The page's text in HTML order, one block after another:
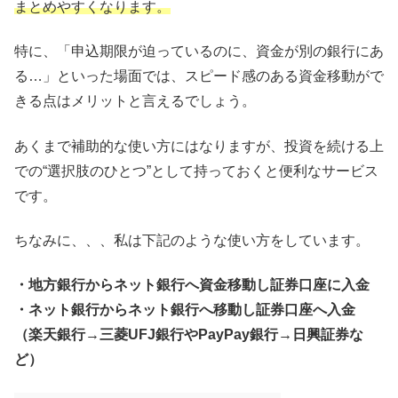
まとめやすくなります。
特に、「申込期限が迫っているのに、資金が別の銀行にあ
る…」といった場面では、スピード感のある資金移動がで
きる点はメリットと言えるでしょう。
あくまで補助的な使い方にはなりますが、投資を続ける上
での“選択肢のひとつ”として持っておくと便利なサービス
です。
ちなみに、、、私は下記のような使い方をしています。
・地方銀行からネット銀行へ資金移動し証券口座に入金
・ネット銀行からネット銀行へ移動し証券口座へ入金
（楽天銀行→三菱UFJ銀行やPayPay銀行→日興証券な
ど）